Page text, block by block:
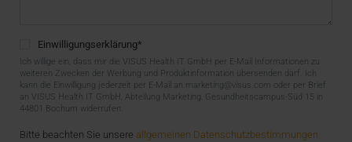
Einwilligungserklärung*
Ich willige ein, dass mir die VISUS Health IT GmbH per E-Mail Informationen zu
weiteren Zwecken der Werbung und Produktinformation übersenden darf. Ich
kann die Einwilligung jederzeit per E-Mail an marketing@visus.com oder per Brief
an VISUS Health IT GmbH, Abteilung Marketing, Gesundheitscampus-Süd 15 in
44801 Bochum widerrufen.
Bitte beachten Sie unsere allgemeinen Datenschutzbestimmungen